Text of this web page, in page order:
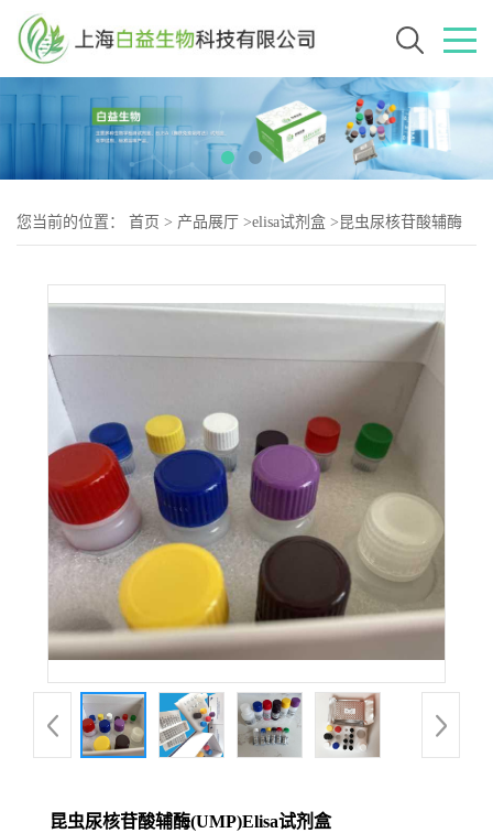
您当前的位置： 首页 > 产品展厅 >elisa试剂盒 > 昆虫尿核苷酸辅酶
昆虫尿核苷酸辅酶(UMP)Elisa试剂盒